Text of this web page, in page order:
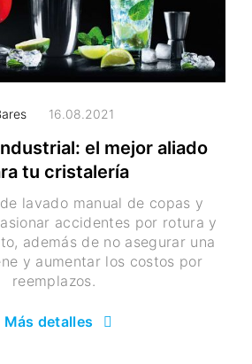
16.08.2021
el mejor aliado
tu cristalería
lavado manual de copas y
accidentes por rotura y
además de no asegurar una
y aumentar los costos por
reemplazos.
Más detalles